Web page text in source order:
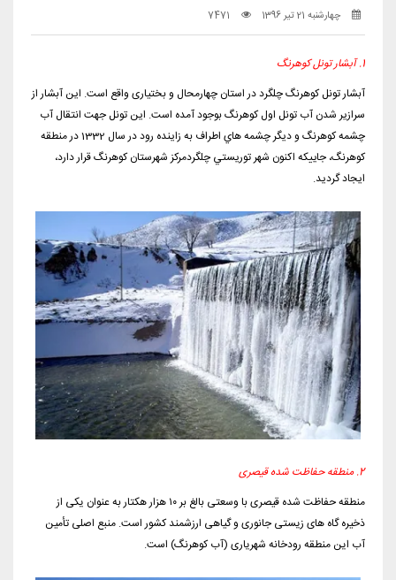
چهارشنبه 21 تیر 1396 7471
1. آبشار تونل کوهرنگ
آبشار تونل کوهرنگ چلگرد در استان چهارمحال و بختیاری واقع است. اين آبشار از
سرازير شدن آب تونل اول كوهرنگ بوجود آمده است. اين تونل جهت انتقال آب
چشمه كوهرنگ و ديگر چشمه هاي اطراف به زاينده رود در سال 1332 در منطقه
كوهرنگ، جاييكه اكنون شهر توريستي چلگردمركز شهرستان كوهرنگ قرار دارد،
ايجاد گرديد.
2. منطقه حفاظت شده قیصری
منطقه حفاظت شده قیصری با وسعتی بالغ بر ۱۰ هزار هکتار به عنوان یکی از
ذخیره گاه های زیستی جانوری و گیاهی ارزشمند کشور است. منبع اصلی تأمین
آب این منطقه رودخانه شهریاری (آب کوهرنگ) است.